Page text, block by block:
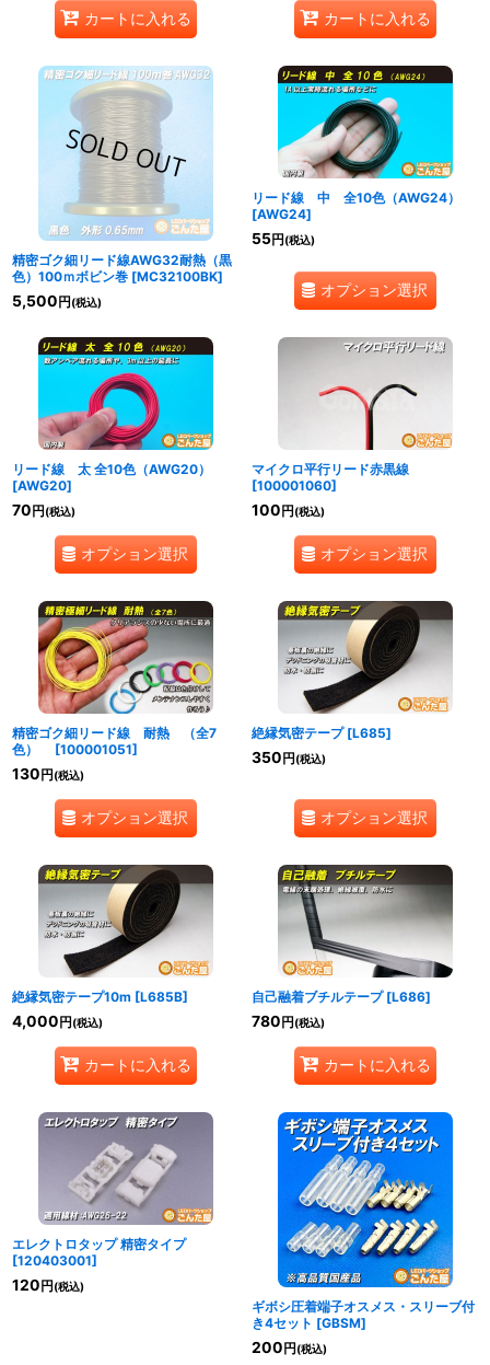
カートに入れる カートに入れる
精密ゴク細リード線AWG32耐熱（黒
色）100ｍボビン巻 [MC32100BK]
5,500円(税込)
リード線 中 全10色（AWG24）
[AWG24]
55円(税込)
オプション選択
リード線 太 全10色（AWG20）
[AWG20]
70円(税込)
オプション選択
マイクロ平行リード赤黒線
[100001060]
100円(税込)
オプション選択
精密ゴク細リード線 耐熱 （全7
色）
[100001051]
130円(税込)
オプション選択
絶縁気密テープ [L685]
350円(税込)
オプション選択
絶縁気密テープ10m [L685B]
4,000円(税込)
カートに入れる
自己融着ブチルテープ [L686]
780円(税込)
カートに入れる
エレクトロタップ 精密タイプ
[120403001]
120円(税込)
ギボシ圧着端子オスメス・スリーブ付
き4セット [GBSM]
200円(税込)